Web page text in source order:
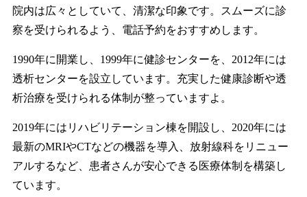
院内は広々としていて、清潔な印象です。スムーズに診
察を受けられるよう、電話予約をおすすめします。
1990年に開業し、1999年に健診センターを、2012年には
透析センターを設立しています。充実した健康診断や透
析治療を受けられる体制が整っていますよ。
2019年にはリハビリテーション棟を開設し、2020年には
最新のMRIやCTなどの機器を導入、放射線科をリニュー
アルするなど、患者さんが安心できる医療体制を構築し
ています。